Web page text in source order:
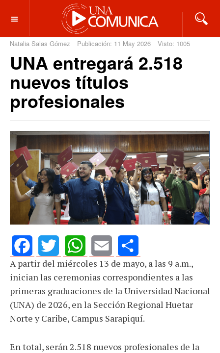
OFF CANVAS
Natalia Salas Gómez Publicación: 11 May 2026 Visto: 1005
UNA entregará 2.518
nuevos títulos
profesionales
FacebookTwitterWhatsApp
Email Share
A partir del miércoles 13 de mayo, a las 9 a.m.,
inician las ceremonias correspondientes a las
primeras graduaciones de la Universidad Nacional
(UNA) de 2026, en la Sección Regional Huetar
Norte y Caribe, Campus Sarapiquí.
En total, serán 2.518 nuevos profesionales de la